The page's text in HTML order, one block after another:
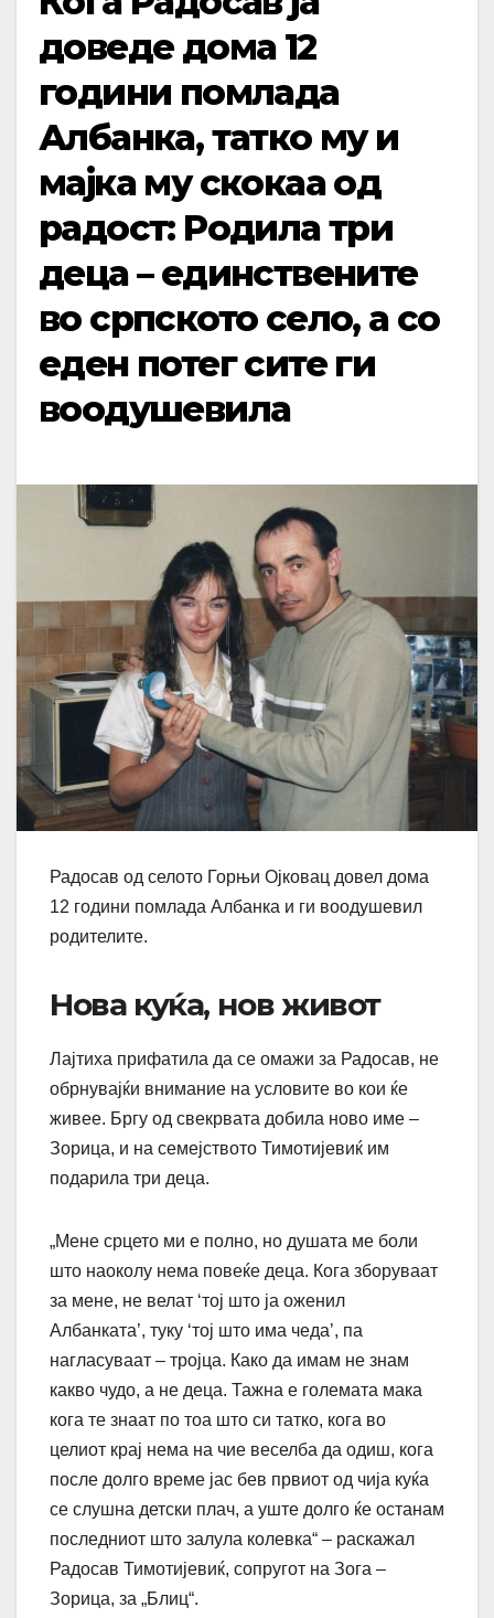
доведе дома 12
години помлада
Албанка, татко му и
мајка му скокаа од
радост: Родила три
деца – единствените
во српското село, а со
еден потег сите ги
воодушевила
Радосав од селото Горњи Ојковац довел дома
12 години помлада Албанка и ги воодушевил
родителите.
Нова куќа, нов живот
Лајтиха прифатила да се омажи за Радосав, не
обрнувајќи внимание на условите во кои ќе
живее. Бргу од свекрвата добила ново име –
Зорица, и на семејството Тимотијевиќ им
подарила три деца.
„Мене срцето ми е полно, но душата ме боли
што наоколу нема повеќе деца. Кога зборуваат
за мене, не велат ‘тој што ја оженил
Албанката’, туку ‘тој што има чеда’, па
нагласуваат – тројца. Како да имам не знам
какво чудо, а не деца. Тажна е големата мака
кога те знаат по тоа што си татко, кога во
целиот крај нема на чие веселба да одиш, кога
после долго време јас бев првиот од чија куќа
се слушна детски плач, а уште долго ќе останам
последниот што залула колевка“ – раскажал
Радосав Тимотијевиќ, сопругот на Зога –
Зорица, за „Блиц“.